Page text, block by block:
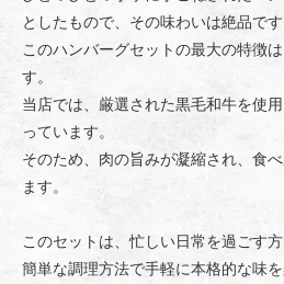
としたもので、その味わいは絶品で
このハンバーグセットの最大の特徴
す。
当店では、厳選された黒毛和牛を使
っています。
そのため、肉の旨みが凝縮され、食
ます。
このセットは、忙しい日常を過ごす方
簡単な調理方法で手軽に本格的な味